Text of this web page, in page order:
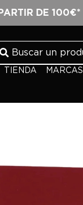
DE 100€*
TIENDA MARCAS